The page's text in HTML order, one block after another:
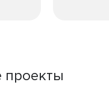
проекты